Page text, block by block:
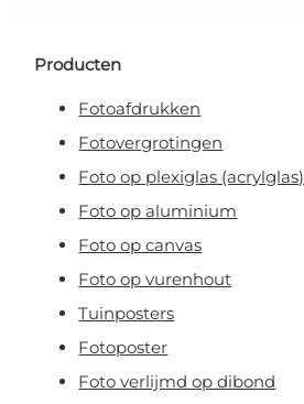
Producten
Fotoafdrukken
Fotovergrotingen
Foto op plexiglas (acrylglas)
Foto op aluminium
Foto op canvas
Foto op vurenhout
Tuinposters
Fotoposter
Foto verlijmd op dibond